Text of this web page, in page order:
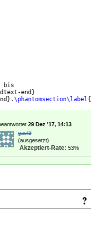
bis
end }
} .\phantomsection\label{
29 Dez '17, 14:13
gast3
(ausgesetzt)
Akzeptiert-Rate: 53%